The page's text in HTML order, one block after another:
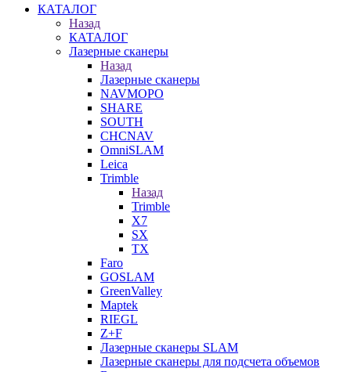
КАТАЛОГ
Назад
КАТАЛОГ
Лазерные сканеры
Назад
Лазерные сканеры
NAVMOPO
SHARE
SOUTH
CHCNAV
OmniSLAM
Leica
Trimble
Назад
Trimble
X7
SX
TX
Faro
GOSLAM
GreenValley
Maptek
RIEGL
Z+F
Лазерные сканеры SLAM
Лазерные сканеры для подсчета объемов